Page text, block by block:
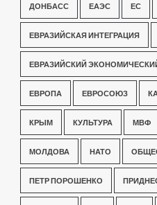
ДОНБАСС ЕАЭС ЕС
ЕВРАЗИЙСКАЯ ИНТЕГРАЦИЯ
ЕВРАЗИЙСКИЙ
ЕВРОПА ЕВРОСОЮЗ
КРЫМ КУЛЬТУРА МВФ
МОЛДОВА НАТО
ПЕТР ПОРОШЕНКО